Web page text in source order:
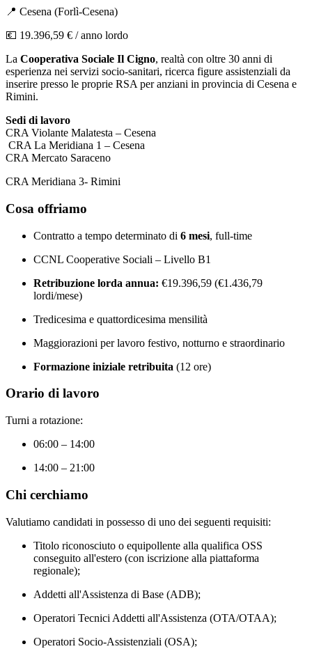
📍 Cesena (Forlì-Cesena)
💶 19.396,59 € / anno lordo
La Cooperativa Sociale Il Cigno, realtà con oltre 30 anni di
esperienza nei servizi socio-sanitari, ricerca figure assistenziali da
inserire presso le proprie RSA per anziani in provincia di Cesena e
Rimini.
Sedi di lavoro
CRA Violante Malatesta – Cesena
CRA La Meridiana 1 – Cesena
CRA Mercato Saraceno
CRA Meridiana 3- Rimini
Cosa offriamo
Contratto a tempo determinato di 6 mesi, full-time
CCNL Cooperative Sociali – Livello B1
Retribuzione lorda annua: €19.396,59 (€1.436,79
lordi/mese)
Tredicesima e quattordicesima mensilità
Maggiorazioni per lavoro festivo, notturno e straordinario
Formazione iniziale retribuita (12 ore)
Orario di lavoro
Turni a rotazione:
06:00 – 14:00
14:00 – 21:00
Chi cerchiamo
Valutiamo candidati in possesso di uno dei seguenti requisiti:
Titolo riconosciuto o equipollente alla qualifica OSS
conseguito all'estero (con iscrizione alla piattaforma
regionale);
Addetti all'Assistenza di Base (ADB);
Operatori Tecnici Addetti all'Assistenza (OTA/OTAA);
Operatori Socio-Assistenziali (OSA);